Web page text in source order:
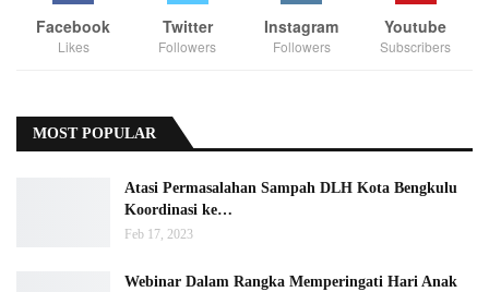
Facebook
Likes
Twitter
Followers
Instagram
Followers
Youtube
Subscribers
MOST POPULAR
Atasi Permasalahan Sampah DLH Kota Bengkulu
Koordinasi ke…
Feb 17, 2023
Webinar Dalam Rangka Memperingati Hari Anak